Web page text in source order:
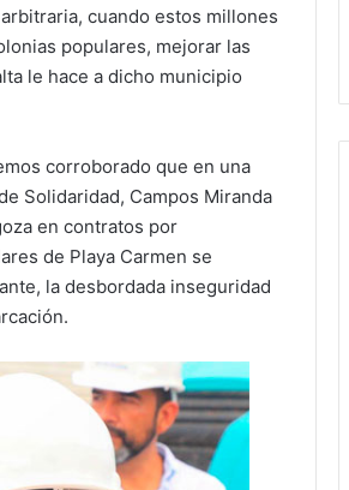
cuando estos millones
populares, mejorar las
le hace a dicho municipio
corroborado que en una
Solidaridad, Campos Miranda
en contratos por
de Playa Carmen se
la desbordada inseguridad